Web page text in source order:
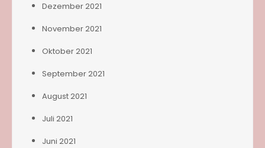
Dezember 2021
November 2021
Oktober 2021
September 2021
August 2021
Juli 2021
Juni 2021